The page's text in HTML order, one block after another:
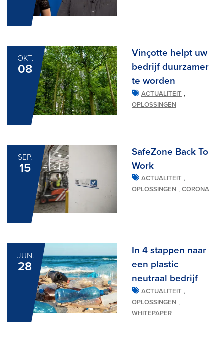
OKT.
08
Vinçotte helpt uw
bedrijf duurzamer
te worden
ACTUALITEIT ,
OPLOSSINGEN
SEP.
15
SafeZone Back To
Work
ACTUALITEIT ,
OPLOSSINGEN , CORONA
JUN.
28
In 4 stappen naar
een plastic
neutraal bedrijf
ACTUALITEIT ,
OPLOSSINGEN ,
WHITEPAPER